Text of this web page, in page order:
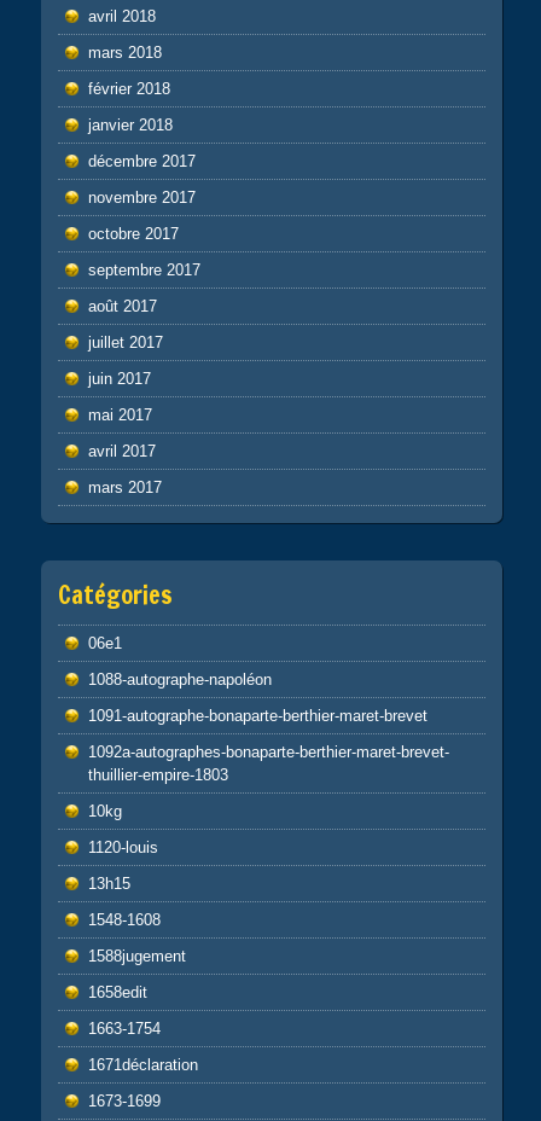
avril 2018
mars 2018
février 2018
janvier 2018
décembre 2017
novembre 2017
octobre 2017
septembre 2017
août 2017
juillet 2017
juin 2017
mai 2017
avril 2017
mars 2017
Catégories
06e1
1088-autographe-napoléon
1091-autographe-bonaparte-berthier-maret-brevet
1092a-autographes-bonaparte-berthier-maret-brevet-
thuillier-empire-1803
10kg
1120-louis
13h15
1548-1608
1588jugement
1658edit
1663-1754
1671déclaration
1673-1699